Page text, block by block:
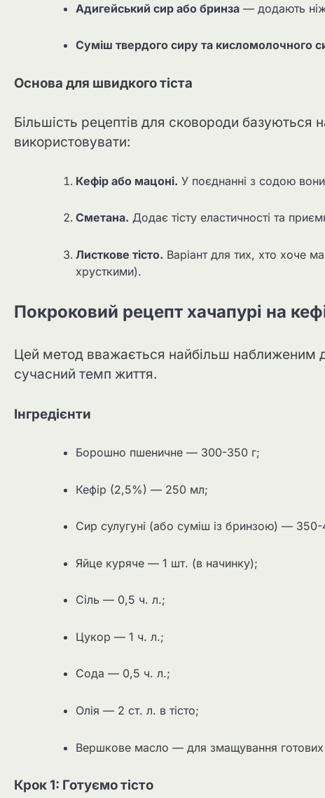
Адигейський сир або бринза — додають
Суміш твердого сиру та кисломолочного
Основа для швидкого тіста
Більшість рецептів для сковороди базуються
використовувати:
Кефір або мацоні. У поєднанні з содою
Сметана. Додає тісту еластичності та
Листкове тісто. Варіант для тих, хто хоче
хрусткими).
Покроковий рецепт хачапурі на
Цей метод вважається найбільш наближеним
сучасний темп життя.
Інгредієнти
Борошно пшеничне — 300-350 г;
Кефір (2,5%) — 250 мл;
Сир сулугуні (або суміш із бринзою) — 350-
Яйце куряче — 1 шт. (в начинку);
Сіль — 0,5 ч. л.;
Цукор — 1 ч. л.;
Сода — 0,5 ч. л.;
Олія — 2 ст. л. в тісто;
Вершкове масло — для змащування готових
Крок 1: Готуємо тісто